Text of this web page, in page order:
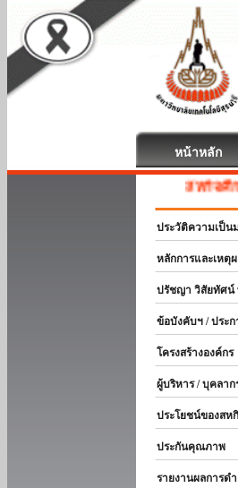
หน้าหลัก
สหกิจศึกษา
ประวัติความเป็น
หลักการและเหตุ
ปรัชญา วิสัยทัศน์
ข้อบังคับฯ / ประก
โครงสร้างองค์กร
ผู้บริหาร / บุคลาก
ประโยชน์ของสห
ประกันคุณภาพ
รายงานผลการดำ